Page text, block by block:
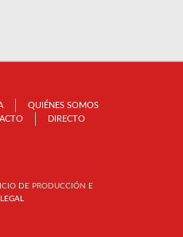
QUIÉNES SOMOS
DIRECTO
DE PRODUCCIÓN E